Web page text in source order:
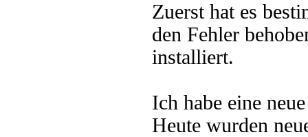
Zuerst hat es
den Fehler
installiert.
Ich habe eine
Heute wurden